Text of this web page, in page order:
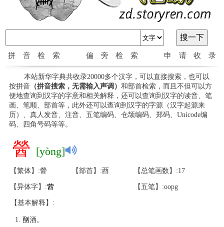
拼音检索 偏旁检索 申请收录
本站新华字典共收录20000多个汉字，可以直接搜索，也可以
按拼音（拼音搜索，无需输入声调） 和部首检索，而且不但可以方
便地查询到汉字的字意和相关解释，还可以查询到汉字的读音、笔
画、笔顺、部首等，此外还可以查询到汉字的字源（汉字起源来
历）、真人发音、注音、五笔编码、仓颉编码、郑码、Unicode编
码、四角号码等等。
醟 [yòng]
【繁体】:醟 【部首】:酉 【总笔画数】:17
【异体字】:蒏 【五笔】:oopg
【基本解释】:
酗酒。